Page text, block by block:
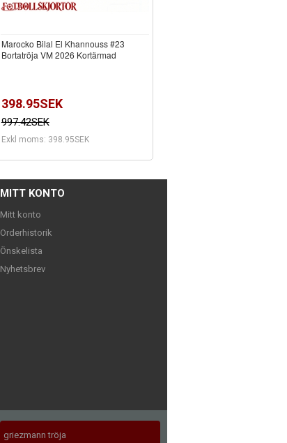
Marocko Bilal El Khannouss #23
Bortatröja VM 2026 Kortärmad
398.95SEK
997.42SEK
Exkl moms: 398.95SEK
MITT KONTO
Mitt konto
Orderhistorik
Önskelista
Nyhetsbrev
griezmann tröja